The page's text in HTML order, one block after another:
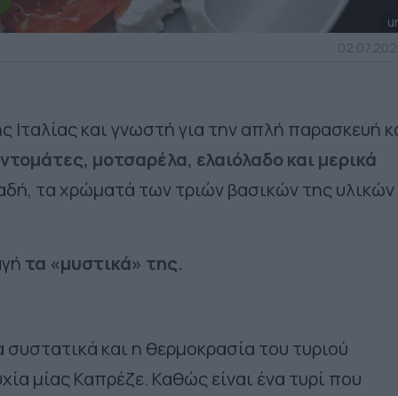
και γνωστή για την απλή παρασκευή
ντομάτες, μοτσαρέλα, ελαιόλαδο και μερικά
τα χρώματά των τριών βασικών της υλικών
τα «μυστικά» της.
και η θερμοκρασία του τυριού
μίας Καπρέζε. Καθώς είναι ένα τυρί που